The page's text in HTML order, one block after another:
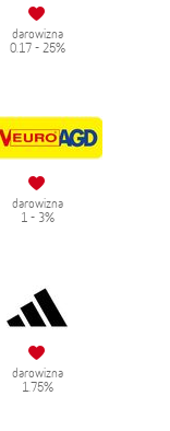
darowizna
0.17 - 25%
darowizna
1 - 3%
darowizna
1.75%